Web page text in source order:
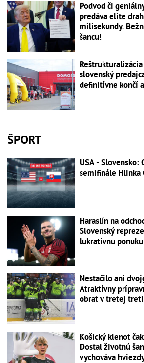
Podvod či
predáva elite
milisekundy.
šancu!
slovenský
definitívne končí
ŠPORT
USA - Slovensko:
semifinále Hlinka
Haraslín na
Slovenský
lukratívnu ponuku
Nestačilo ani
Atraktívny
obrat v tretej
Košický klenot
Dostal životnú
vychováva